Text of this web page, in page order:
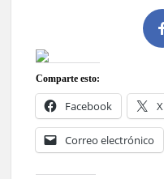
Comparte esto:
Facebook X
Correo electrónico